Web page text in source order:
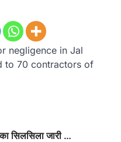
negligence in Jal
to 70 contractors of
सिलसिला जारी …